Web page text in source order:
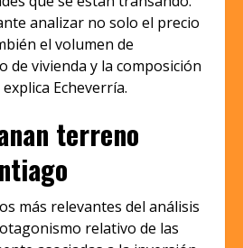
analizar no solo el precio
el volumen de
de vivienda y la composición
Echeverría.
terreno
más relevantes del análisis
relativo de las